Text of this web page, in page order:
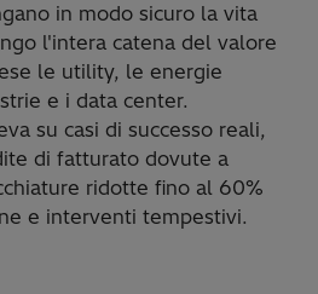
in modo sicuro la vita
l'intera catena del valore
le utility, le energie
e i data center.
su casi di successo reali,
di fatturato dovute a
ridotte fino al 60%
e interventi tempestivi.